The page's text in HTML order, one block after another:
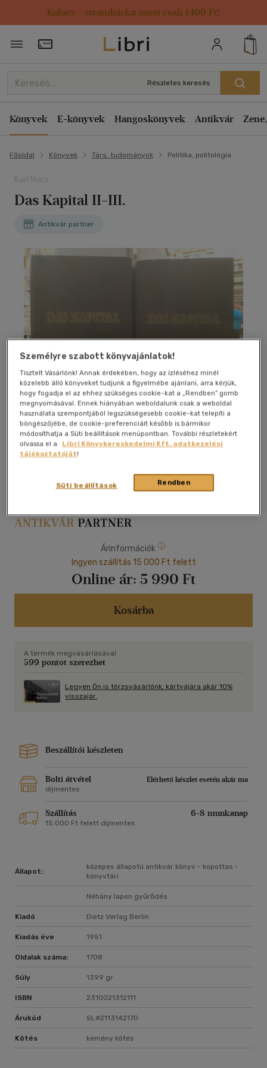
Kulacs / strandtáska most csak 1499 Ft!
Törzsvásárlói Kártya adatai
Részletes keresés
Könyvek E-könyvek Hangoskönyvek Antikvár
Főoldal Könyvek Társ. tudományok Politika, politológia
Das Kapital II-III.
Antikvár partner
Kívánságlistához adom
Árinformációk
Ingyen szállítás 15 000 Ft felett
Online ár: 5 990 Ft
Kosárba
A termék megvásárlásával
599 pontot szerezhet
Legyen Ön is törzsvásárlónk, kártyájára akár 10%
visszajár.
Beszállítói készleten
Bolti átvétel
Elérhető készlet esetén akár ma
díjmentes
Szállítás 6-8 munkanap
15 000 Ft felett díjmentes
Állapot:
közepes állapotú antikvár könyv - kopottas -
könyvtári
Néhány lapon gyűrődés
Kiadó Dietz Verlag Berlin
Kiadás éve 1951
Oldalak száma: 1708
Súly 1399 gr
ISBN 2310021312111
Árukód SL#2113142170
Kötés kemény kötés
Személyre szabott könyvajánlatok!
Tisztelt Vásárlónk! Annak érdekében, hogy az ízléséhez minél
közelebb álló könyveket tudjunk a figyelmébe ajánlani, arra kérjük,
hogy fogadja el az ehhez szükséges cookie-kat a „Rendben” gomb
megnyomásával. Ennek hiányában weboldalunk csak a weboldal
használata szempontjából legszükségesebb cookie-kat telepíti a
böngészőjébe, de cookie-preferenciáit később is bármikor
módosíthatja a Süti beállítások menüpontban. További részletekért
olvassa el a
Libri Könyvkereskedelmi Kft. adatkezelési
tájékoztatóját!
Rendben
Süti beállítások